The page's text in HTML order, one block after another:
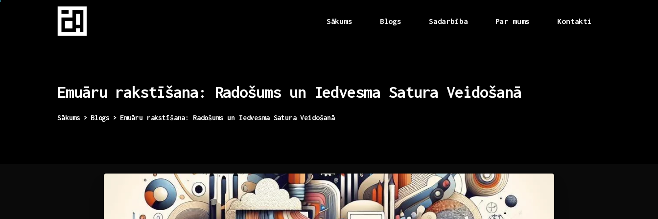
Sākums Blogs Sadarbība Par mums Kontakti
Emuāru rakstīšana: Radošums un Iedvesma Satura Veidošanā
Sākums Blogs Emuāru rakstīšana: Radošums un Iedvesma Satura Veidošanā